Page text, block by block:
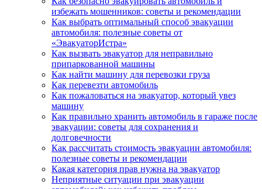
избежать мошенников: советы и рекомендации
Как выбрать оптимальный способ эвакуации
автомобиля: полезные советы от
«ЭвакуаторИстра»
Как вызвать эвакуатор для неправильно
припаркованной машины
Как найти машину для перевозки груза
Как перевезти автомобиль
Как пожаловаться на эвакуатор, который увез
машину
Как правильно хранить автомобиль в гараже после
эвакуации: советы для сохранения и
долговечности
Как рассчитать стоимость эвакуации автомобиля:
полезные советы и рекомендации
Какая категория прав нужна на эвакуатор
Неприятные ситуации при эвакуации